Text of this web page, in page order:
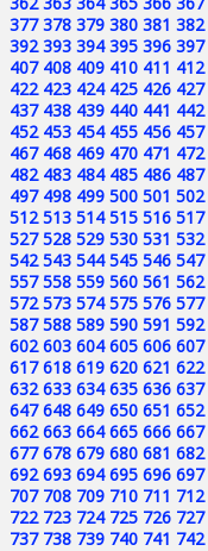
377 378 379 380 381 382
392 393 394 395 396 397
407 408 409 410 411 412
422 423 424 425 426 427
437 438 439 440 441 442
452 453 454 455 456 457
467 468 469 470 471 472
482 483 484 485 486 487
497 498 499 500 501 502
512 513 514 515 516 517
527 528 529 530 531 532
542 543 544 545 546 547
557 558 559 560 561 562
572 573 574 575 576 577
587 588 589 590 591 592
602 603 604 605 606 607
617 618 619 620 621 622
632 633 634 635 636 637
647 648 649 650 651 652
662 663 664 665 666 667
677 678 679 680 681 682
692 693 694 695 696 697
707 708 709 710 711 712
722 723 724 725 726 727
737 738 739 740 741 742